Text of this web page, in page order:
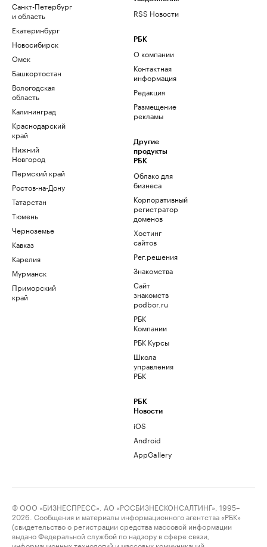
Санкт-Петербург
и область
Екатеринбург
Новосибирск
Омск
Башкортостан
Вологодская
область
Калининград
Краснодарский
край
Нижний
Новгород
Пермский край
Ростов-на-Дону
Татарстан
Тюмень
Черноземье
Кавказ
Карелия
Мурманск
Приморский
край
RSS Новости
РБК
О компании
Контактная
информация
Редакция
Размещение
рекламы
Другие
продукты
РБК
Облако для
бизнеса
Корпоративный
регистратор
доменов
Хостинг
сайтов
Рег.решения
Знакомства
Сайт
знакомств
podbor.ru
РБК
Компании
РБК Курсы
Школа
управления
РБК
РБК
Новости
iOS
Android
AppGallery
© ООО «БИЗНЕСПРЕСС», АО «РОСБИЗНЕСКОНСАЛТИНГ», 1995–
2026. Сообщения и материалы информационного агентства «РБК»
(свидетельство о регистрации средства массовой информации
выдано Федеральной службой по надзору в сфере связи,